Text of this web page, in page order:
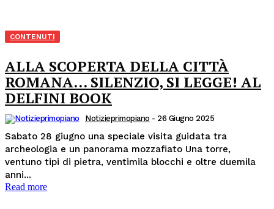
CONTENUTI
ALLA SCOPERTA DELLA CITTÀ
ROMANA… SILENZIO, SI LEGGE! AL
DELFINI BOOK
Notizieprimopiano - 26 Giugno 2025
Sabato 28 giugno una speciale visita guidata tra
archeologia e un panorama mozzafiato Una torre,
ventuno tipi di pietra, ventimila blocchi e oltre duemila
anni...
Read more